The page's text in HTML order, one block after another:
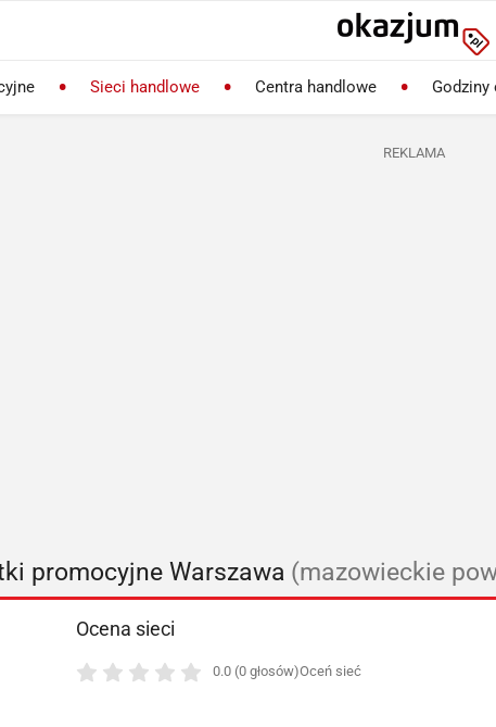
Sieci handlowe Centra handlowe Godziny
REKLAMA
promocyjne Warszawa (mazowieckie
Ocena sieci
0.0 (0 głosów)Oceń sieć